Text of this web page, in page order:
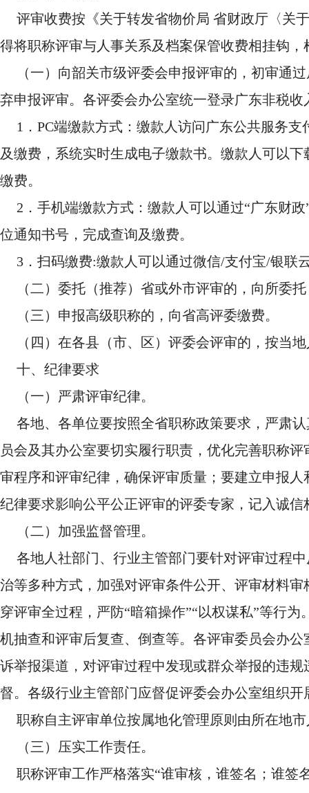
评审收费按《关于转发省物价局 省财政厅〈关
得将职称评审与人事关系及档案保管收费相挂钩
（一）向韶关市级评委会申报评审的，初审通
弃申报评审。各评委会办公室统一登录广东非税
1．PC端缴款方式：缴款人访问广东公共服务
及缴费，系统实时生成电子缴款书。缴款人可以
缴费。
2．手机端缴款方式：缴款人可以通过“广东财
位通知书号，完成查询及缴费。
3．扫码缴费:缴款人可以通过微信/支付宝/银联
（二）委托（推荐）省或外市评审的，向所委
（三）申报高级职称的，向省高评委缴费。
（四）在各县（市、区）评委会评审的，按当
十、纪律要求
（一）严肃评审纪律。
各地、各单位要按照全省职称政策要求，严肃
员会及其办公室要切实履行职责，优化完善职称
审程序和评审纪律，确保评审质量；要建立申报
纪律要求影响公平公正评审的评委专家，记入诚
（二）加强监督管理。
各地人社部门、行业主管部门要针对评审过程
治等多种方式，加强对评审条件公开、评审材料
穿评审全过程，严防“暗箱操作”“以权谋私”等行
机抽查和评审后复查、倒查等。各评审委员会办
诉举报渠道，对评审过程中发现或群众举报的违
督。各级行业主管部门应督促评委会办公室组织
职称自主评审单位按属地化管理原则由所在地
（三）压实工作责任。
职称评审工作严格落实“谁审核，谁签名；谁签